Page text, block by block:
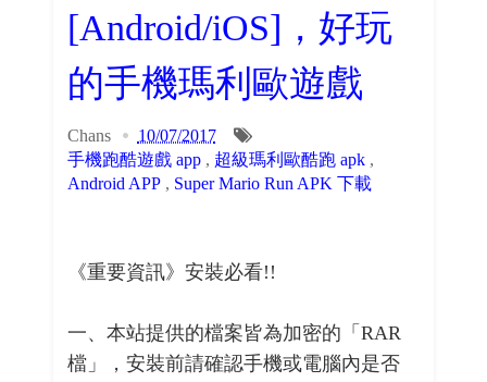
[Android/iOS]，好玩
的手機瑪利歐遊戲
Chans
10/07/2017
手機跑酷遊戲 app, 超級瑪利歐酷跑 apk,
Android APP, Super Mario Run APK 下載
《重要資訊》安裝必看!!
一、本站提供的檔案皆為加密的「RAR
檔」，安裝前請確認手機或電腦內是否